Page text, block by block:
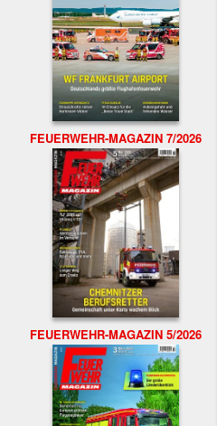
FEUERWEHR-MAGAZIN 7/2026
FEUERWEHR-MAGAZIN 5/2026